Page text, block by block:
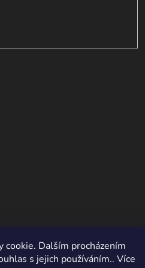
cookie. Dalším procházením
s jejich používáním.. Více